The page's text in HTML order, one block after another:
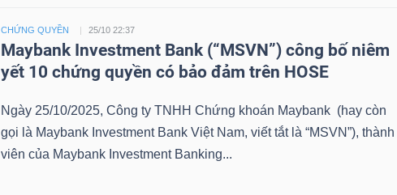
CHỨNG QUYỀN 25/10 22:37
Maybank Investment Bank (“MSVN”) công bố niêm
yết 10 chứng quyền có bảo đảm trên HOSE
Ngày 25/10/2025, Công ty TNHH Chứng khoán Maybank (hay còn
gọi là Maybank Investment Bank Việt Nam, viết tắt là “MSVN”), thành
viên của Maybank Investment Banking...